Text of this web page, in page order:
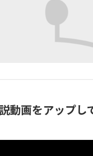
動画をアップし